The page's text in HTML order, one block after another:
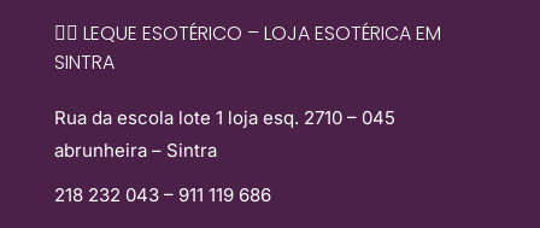
🧙‍♀️ LEQUE ESOTÉRICO – LOJA ESOTÉRICA EM
SINTRA
Rua da escola lote 1 loja esq. 2710 – 045
abrunheira – Sintra
218 232 043 – 911 119 686